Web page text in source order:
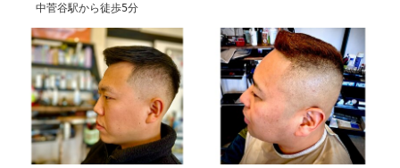
中菅谷駅から徒歩5分